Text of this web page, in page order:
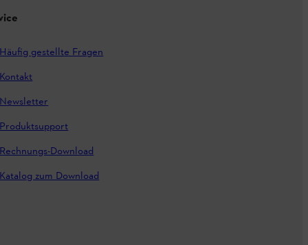
Häufig gestellte Fragen
Kontakt
Newsletter
Produktsupport
Rechnungs-Download
Katalog zum Download